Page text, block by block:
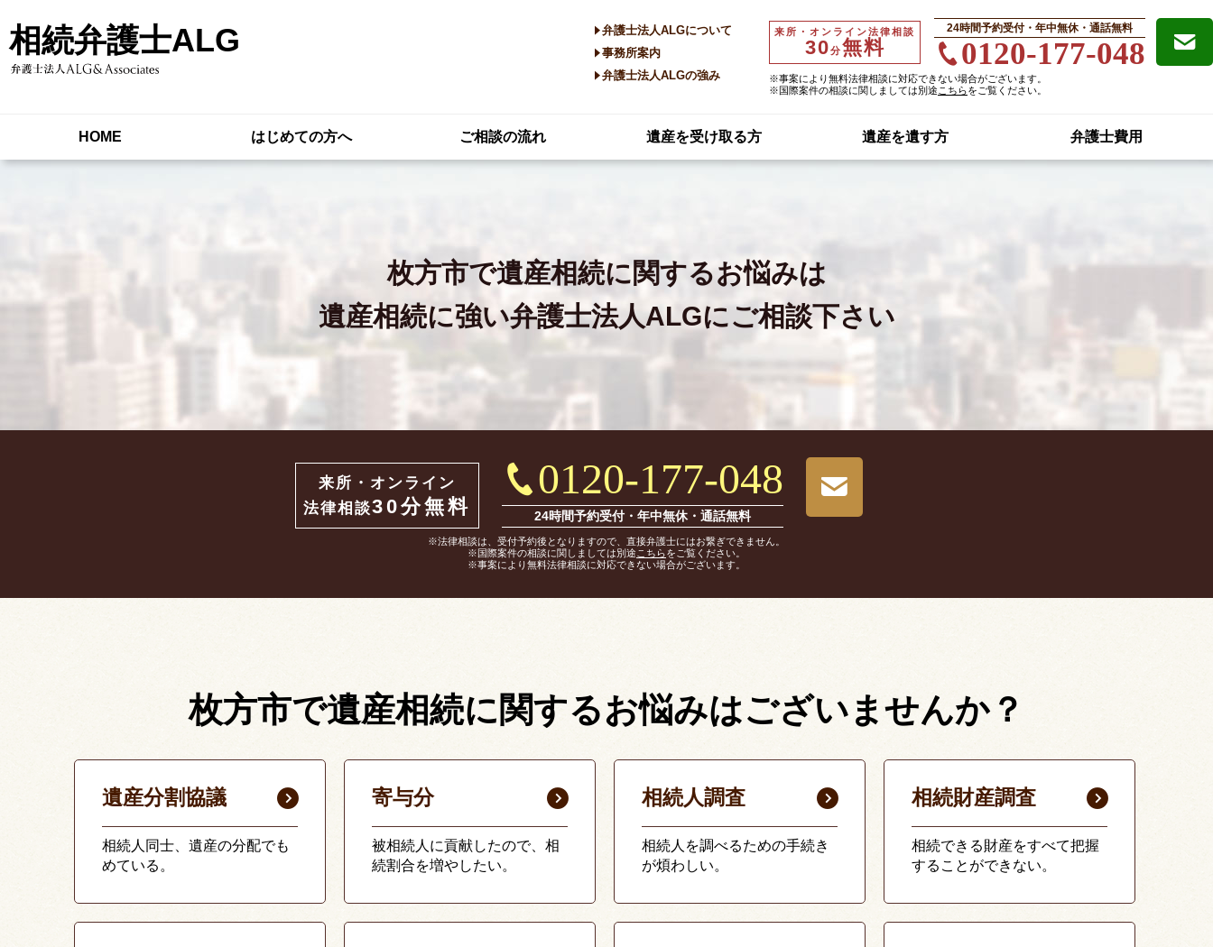
相続弁護士ALG 来所・オンライン法律相談
30分無料
24時間予約受付・年中無休・通話無料
0120-177-048
※事案により無料法律相談に対応できない場合がございます。
※国際案件の相談に関しましては別途 こちらをご覧ください。
弁護士法人ALGについて
事務所案内
弁護士法人ALGの強み
HOME はじめての方へ ご相談の流れ 遺産を受け取る方 遺産を遺す方 弁護士費用
枚方市で遺産相続に関するお悩みは
遺産相続に強い弁護士法人ALGにご相談下さい
来所・オンライン
法律相談30分無料
0120-177-048
24時間予約受付・年中無休・通話無料
※法律相談は、受付予約後となりますので、直接弁護士にはお繋ぎできません。
※国際案件の相談に関しましては別途 こちらをご覧ください。
※事案により無料法律相談に対応できない場合がございます。
枚方市で遺産相続に関するお悩みはございませんか？
遺産分割協議
相続人同士、遺産の分配でも
めている。
寄与分
被相続人に貢献したので、相
続割合を増やしたい。
相続人調査
相続人を調べるための手続き
が煩わしい。
相続財産調査
相続できる財産をすべて把握
することができない。